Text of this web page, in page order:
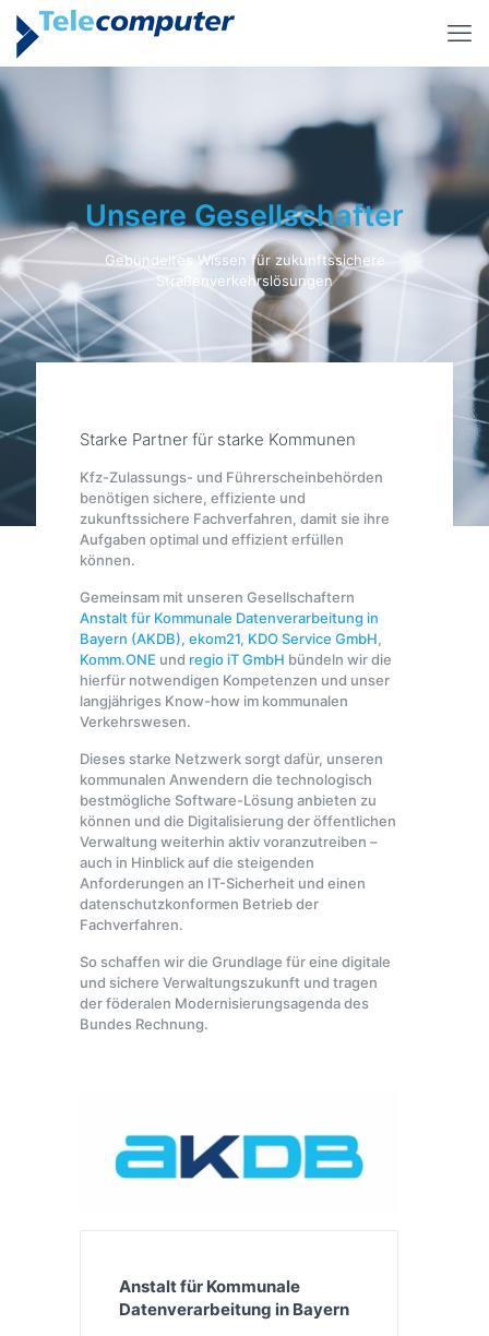
Unsere Gesellschafter
Gebündeltes Wissen für zukunftssichere
Straßenverkehrslösungen
Starke Partner für starke Kommunen
Kfz-Zulassungs- und Führerscheinbehörden
benötigen sichere, effiziente und
zukunftssichere Fachverfahren, damit sie ihre
Aufgaben optimal und effizient erfüllen
können.
Gemeinsam mit unseren Gesellschaftern
Anstalt für Kommunale Datenverarbeitung in
Bayern (AKDB), ekom21, KDO Service GmbH,
Komm.ONE und regio iT GmbH bündeln wir die
hierfür notwendigen Kompetenzen und unser
langjähriges Know-how im kommunalen
Verkehrswesen.
Dieses starke Netzwerk sorgt dafür, unseren
kommunalen Anwendern die technologisch
bestmögliche Software-Lösung anbieten zu
können und die Digitalisierung der öffentlichen
Verwaltung weiterhin aktiv voranzutreiben –
auch in Hinblick auf die steigenden
Anforderungen an IT-Sicherheit und einen
datenschutzkonformen Betrieb der
Fachverfahren.
So schaffen wir die Grundlage für eine digitale
und sichere Verwaltungszukunft und tragen
der föderalen Modernisierungsagenda des
Bundes Rechnung.
Anstalt für Kommunale
Datenverarbeitung in Bayern